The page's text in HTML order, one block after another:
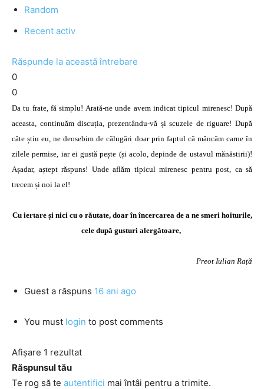
Random
Recent activ
Răspunde la această întrebare
0
0
Da tu frate, fă simplu! Arată-ne unde avem indicat tipicul mirenesc! După
aceasta, continuăm discuția, prezentându-vă și scuzele de riguare! După
câte știu eu, ne deosebim de călugări doar prin faptul că mâncăm carne în
zilele permise, iar ei gustă pește (și acolo, depinde de ustavul mănăstirii)!
Așadar, aștept răspuns! Unde aflăm tipicul mirenesc pentru post, ca să
trecem și noi la el!
Cu iertare și nici cu o răutate, doar în încercarea de a ne smeri hoiturile,
cele după gusturi alergătoare,
Preot Iulian Rață
Guest a răspuns 16 ani ago
You must login to post comments
Afișare 1 rezultat
Răspunsul tău
Te rog să te autentifici mai întâi pentru a trimite.